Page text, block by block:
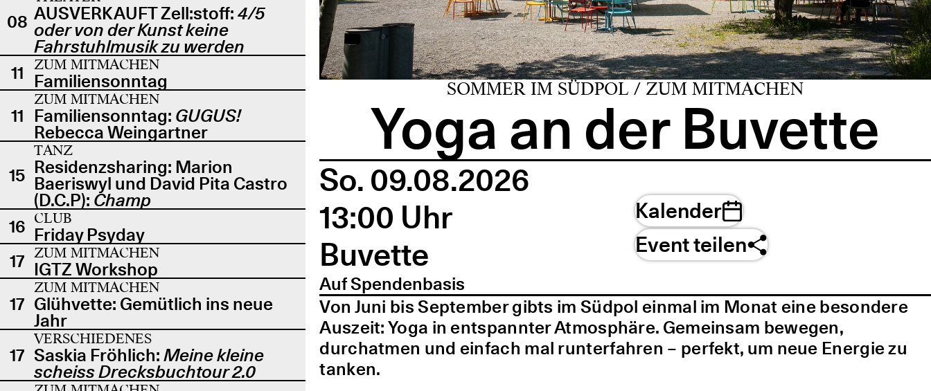
08 AUSVERKAUFT Zell:stoff: 4/5
oder von der Kunst keine
Fahrstuhlmusik zu werden
11
ZUM MITMACHEN
Familiensonntag
11
ZUM MITMACHEN
Familiensonntag: GUGUS!
Rebecca Weingartner
15
TANZ
Residenzsharing: Marion
Baeriswyl und David Pita Castro
(D.C.P): Champ
16 CLUB
Friday Psyday
17 ZUM MITMACHEN
IGTZ Workshop
17
ZUM MITMACHEN
Glühvette: Gemütlich ins neue
Jahr
17
VERSCHIEDENES
Saskia Fröhlich: Meine kleine
scheiss Drecksbuchtour 2.0
SOMMER IM SÜDPOL / ZUM MITMACHEN
Yoga an der Buvette
So. 09.08.2026
13:00 Uhr
Buvette
Auf Spendenbasis
Kalender
Event teilen
Von Juni bis September gibts im Südpol einmal im Monat eine besondere
Auszeit: Yoga in entspannter Atmosphäre. Gemeinsam bewegen,
durchatmen und einfach mal runterfahren – perfekt, um neue Energie zu
tanken.